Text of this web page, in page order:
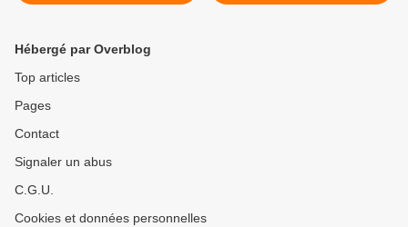
Hébergé par Overblog
Top articles
Pages
Contact
Signaler un abus
C.G.U.
Cookies et données personnelles